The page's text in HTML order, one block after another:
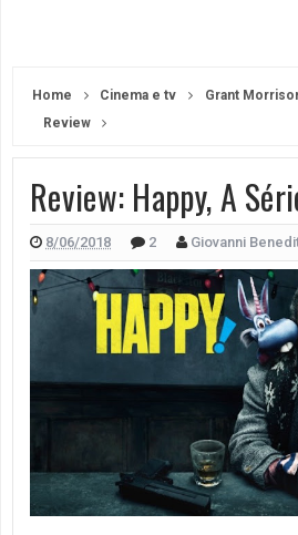
Home Cinema e tv Grant
Review
Review: Happy, A
8/06/2018 2 Giovanni